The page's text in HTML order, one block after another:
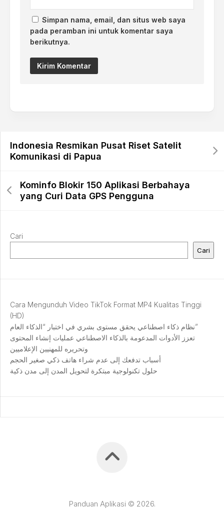
Simpan nama, email, dan situs web saya
pada peramban ini untuk komentar saya
berikutnya.
Indonesia Resmikan Pusat Riset Satelit
Komunikasi di Papua
Kominfo Blokir 150 Aplikasi Berbahaya
yang Curi Data GPS Pengguna
Cari
Cari
Cara Mengunduh Video TikTok Format MP4 Kualitas Tinggi
(HD)
نظام ذكاء اصطناعي يحقق مستوى بشري في اختبار “الذكاء العام”
تعزز الأدوات المدعومة بالذكاء الاصطناعي عمليات إنشاء المحتوى
وتحريره للمهنيين الإعلاميين
أسباب تدفعك إلى عدم شراء هاتف ذكي صغير الحجم
حلول تكنولوجية مبتكرة لتحويل المدن إلى مدن ذكية
Panduan Aplikasi © 2026.